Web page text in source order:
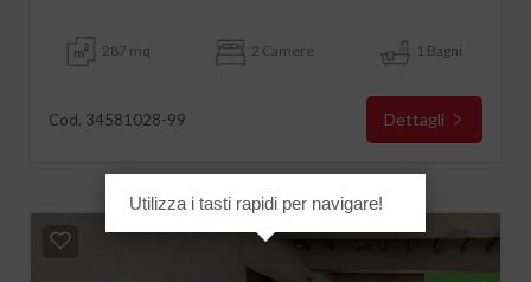
287 mq 2 Camere 1 Bagni
Cod. 34581028-99 Dettagli
Utilizza i tasti rapidi per navigare!